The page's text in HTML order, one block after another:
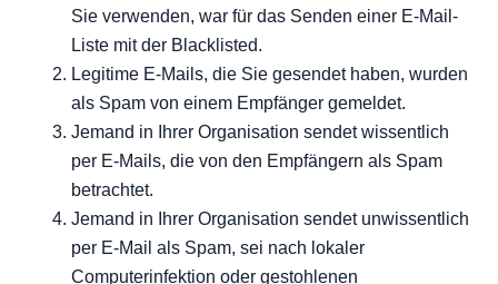
Sie verwenden, war für das Senden einer E-Mail-
Liste mit der Blacklisted.
Legitime E-Mails, die Sie gesendet haben, wurden
als Spam von einem Empfänger gemeldet.
Jemand in Ihrer Organisation sendet wissentlich
per E-Mails, die von den Empfängern als Spam
betrachtet.
Jemand in Ihrer Organisation sendet unwissentlich
per E-Mail als Spam, sei nach lokaler
Computerinfektion oder gestohlenen